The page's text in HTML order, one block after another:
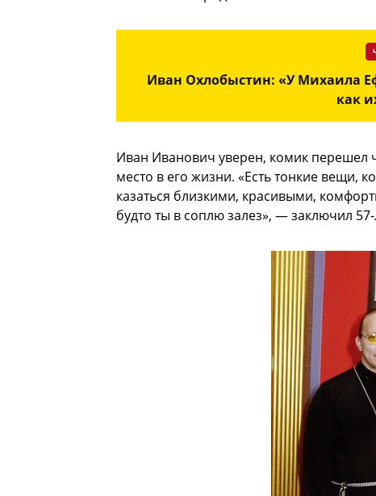
Иван Охлобыстин: «У Михаила
как
Иван Иванович уверен, комик перешел
место в его жизни. «Есть тонкие вещи,
казаться близкими, красивыми,
будто ты в соплю залез», — заключил 57-